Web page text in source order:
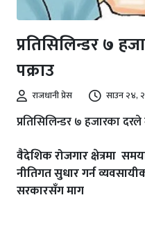
प्रतिसिलिन्डर ७
पक्राउ
राजधानी प्रेस साउन २४,
प्रतिसिलिन्डर ७ हजारका दरले
वैदेशिक रोजगार क्षेत्रमा
नीतिगत सुधार गर्न
सरकारसँग माग